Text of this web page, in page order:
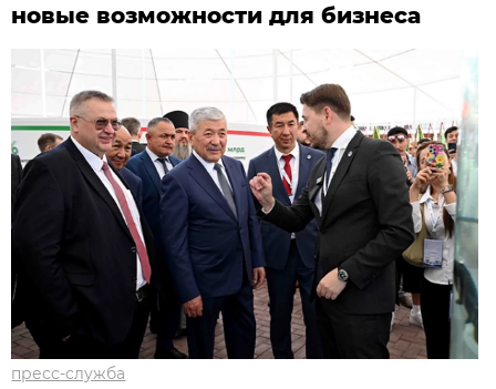
новые возможности для бизнеса
пресс-служба